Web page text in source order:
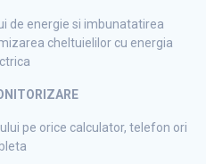
de energie si imbunatatirea
cheltuielilor cu energia
pe orice calculator, telefon ori